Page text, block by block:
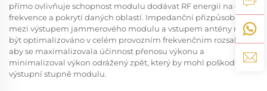
přímo ovlivňuje schopnost modulu dodávat RF energii na cílové
frekvence a pokrytí daných oblastí. Impedanční přizpůsobení
mezi výstupem jammerového modulu a vstupem antény musí
být optimalizováno v celém provozním frekvenčním rozsahu,
aby se maximalizovala účinnost přenosu výkonu a
minimalizoval výkon odrážený zpět, který by mohl poškodit
výstupní stupně modulu.